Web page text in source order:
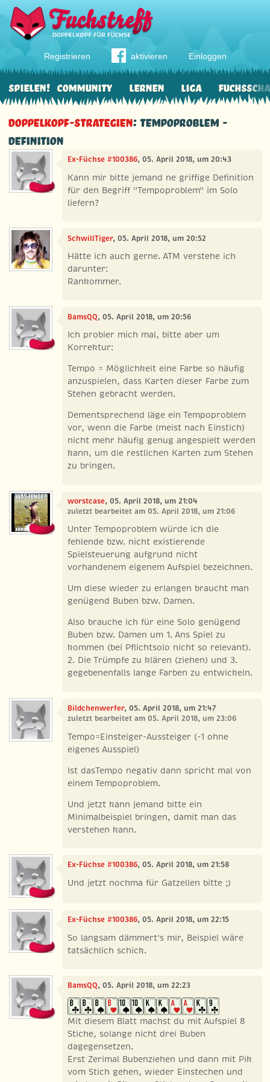
Registrieren aktivieren Einloggen
Community Lernen Liga
Spielen!
Doppelkopf-Strategien: Tempoproblem -
Definition
Ex-Füchse #100386, 05. April 2018, um 20:43
Kann mir bitte jemand ne griffige Definition
für den Begriff "Tempoproblem" im Solo
liefern?
SchwillTiger, 05. April 2018, um 20:52
Hätte ich auch gerne. ATM verstehe ich
darunter:
Rankommer.
BamsQQ, 05. April 2018, um 20:56
Ich probier mich mal, bitte aber um
Korrektur:
Tempo = Möglichkeit eine Farbe so häufig
anzuspielen, dass Karten dieser Farbe zum
Stehen gebracht werden.
Dementsprechend läge ein Tempoproblem
vor, wenn die Farbe (meist nach Einstich)
nicht mehr häufig genug angespielt werden
kann, um die restlichen Karten zum Stehen
zu bringen.
worstcase, 05. April 2018, um 21:04
zuletzt bearbeitet am 05. April 2018, um 21:06
Unter Tempoproblem würde ich die
fehlende bzw. nicht existierende
Spielsteuerung aufgrund nicht
vorhandenem eigenem Aufspiel bezeichnen.
Um diese wieder zu erlangen braucht man
genügend Buben bzw. Damen.
Also brauche ich für eine Solo genügend
Buben bzw. Damen um 1. Ans Spiel zu
kommen (bei Pflichtsolo nicht so relevant).
2. Die Trümpfe zu klären (ziehen) und 3.
gegebenenfalls lange Farben zu entwickeln.
Bildchenwerfer, 05. April 2018, um 21:47
zuletzt bearbeitet am 05. April 2018, um 23:06
Tempo=Einsteiger-Aussteiger (-1 ohne
eigenes Ausspiel)
Ist dasTempo negativ dann spricht mal von
einem Tempoproblem.
Und jetzt kann jemand bitte ein
Minimalbeispiel bringen, damit man das
verstehen kann.
Ex-Füchse #100386, 05. April 2018, um 21:58
Und jetzt nochma für Gatzellen bitte ;)
Ex-Füchse #100386, 05. April 2018, um 22:15
So langsam dämmert's mir, Beispiel wäre
tatsächlich schick.
BamsQQ, 05. April 2018, um 22:23
Mit diesem Blatt machst du mit Aufspiel 8
Stiche, solange nicht drei Buben
dagegensetzen.
Erst Zerimal Bubenziehen und dann mit Pik
vom Stich gehen, wieder Einstechen und